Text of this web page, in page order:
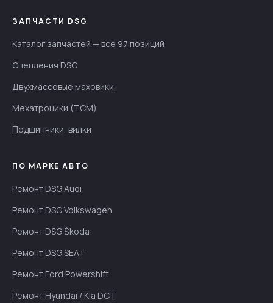
ЗАПЧАСТИ DSG
Каталог запчастей — все 97 позиций
Сцепления DSG
Двухмассовые маховики
Мехатроники (TCM)
Подшипники, вилки
ПО МАРКЕ АВТО
Ремонт DSG Audi
Ремонт DSG Volkswagen
Ремонт DSG Škoda
Ремонт DSG SEAT
Ремонт Ford Powershift
Ремонт Hyundai / Kia DCT